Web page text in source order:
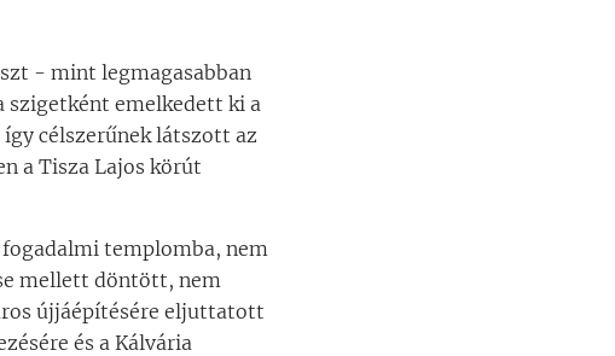
- mint legmagasabban
szigetként emelkedett ki a
célszerűnek látszott az
a Tisza Lajos körút
fogadalmi templomba, nem
mellett döntött, nem
újjáépítésére eljuttatott
és a Kálvária